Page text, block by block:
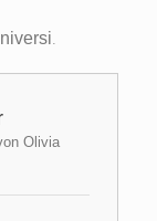
.
Olivia